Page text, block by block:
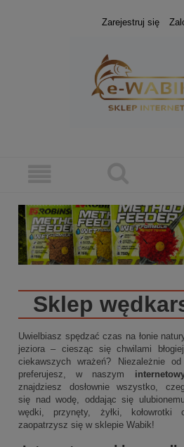
Zarejestruj się
Sklep
Uwielbiasz spędzać czas na łonie
jeziora – ciesząc się chwilami
ciekawszych wrażeń? Niezależnie
preferujesz, w naszym
znajdziesz dosłownie wszystko,
się nad wodę, oddając się
wędki, przynęty, żyłki, kołowrotki
zaopatrzysz się w sklepie Wabik!